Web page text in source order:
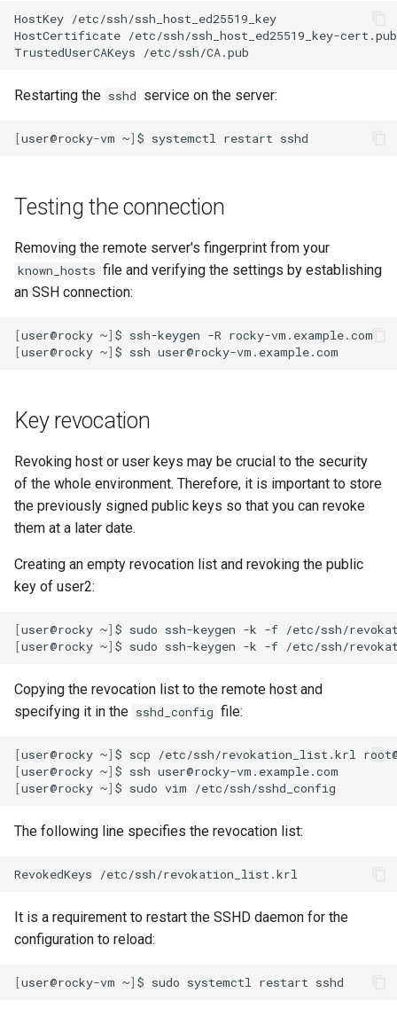
HostKey /etc/ssh/ssh_host_ed25519_key
HostCertificate /etc/ssh/ssh_host_ed25519_key-cert.pub
TrustedUserCAKeys
Restarting the sshd service on the server:
[user@rocky-vm ~] $ systemctl restart
Testing the connection
Removing the remote server's fingerprint from your
known_hosts file and verifying the settings by establishing
an SSH connection:
[user@rocky ~] $ ssh-keygen -R
[user@rocky ~] $ ssh
Key revocation
Revoking host or user keys may be crucial to the security
of the whole environment. Therefore, it is important to store
the previously signed public keys so that you can revoke
them at a later date.
Creating an empty revocation list and revoking the public
key of user2:
[user@rocky ~] $ sudo ssh-keygen -k -f
[user@rocky ~] $ sudo ssh-keygen -k -f /etc/ssh/
Copying the revocation list to the remote host and
specifying it in the sshd_config file:
[user@rocky ~] $ scp
/etc/ssh/revokation_list.krl
[user@rocky ~] $ ssh
[user@rocky ~] $ sudo vim
The following line specifies the revocation list:
RevokedKeys
It is a requirement to restart the SSHD daemon for the
configuration to reload:
[user@rocky-vm ~] $ sudo systemctl restart